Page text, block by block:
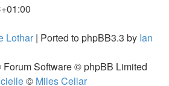
Lothar | Ported to phpBB3.3 by Ian
Software © phpBB Limited
© Miles Cellar